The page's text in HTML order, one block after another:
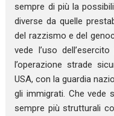
sempre di più la
diverse da quelle
del razzismo e del
vede l’uso
l’operazione strade
USA, con la guardia
gli immigrati. Che vede
sempre più strutturali